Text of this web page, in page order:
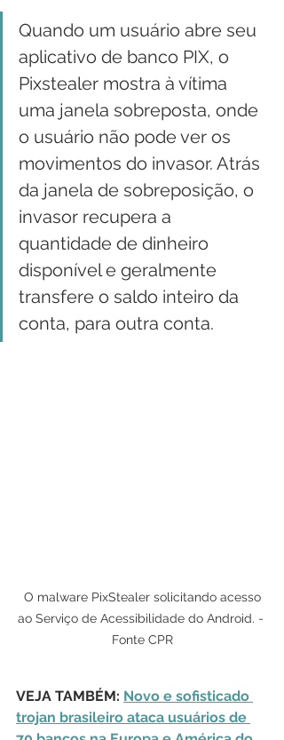
Quando um usuário abre seu
aplicativo de banco PIX, o
Pixstealer mostra à vítima
uma janela sobreposta, onde
o usuário não pode ver os
movimentos do invasor. Atrás
da janela de sobreposição, o
invasor recupera a
quantidade de dinheiro
disponível e geralmente
transfere o saldo inteiro da
conta, para outra conta.
ao Serviço de Acessibilidade do Android. -
Fonte CPR
VEJA TAMBÉM: Novo e sofisticado
trojan brasileiro ataca usuários de